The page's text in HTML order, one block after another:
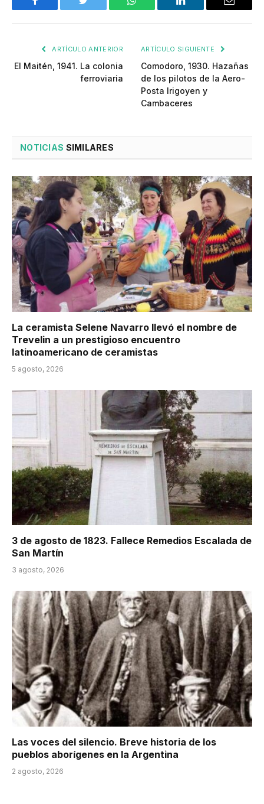
Facebook Twitter WhatsApp LinkedIn Email
ARTÍCULO ANTERIOR
El Maitén, 1941. La colonia
ferroviaria
ARTÍCULO SIGUIENTE
Comodoro, 1930. Hazañas
de los pilotos de la Aero-
Posta Irigoyen y
Cambaceres
NOTICIAS SIMILARES
La ceramista Selene Navarro llevó el nombre de
Trevelin a un prestigioso encuentro
latinoamericano de ceramistas
5 agosto, 2026
3 de agosto de 1823. Fallece Remedios Escalada de
San Martín
3 agosto, 2026
Las voces del silencio. Breve historia de los
pueblos aborígenes en la Argentina
2 agosto, 2026